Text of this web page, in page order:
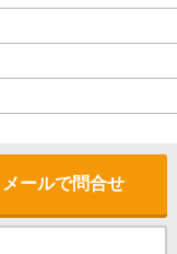
メールで問合せ